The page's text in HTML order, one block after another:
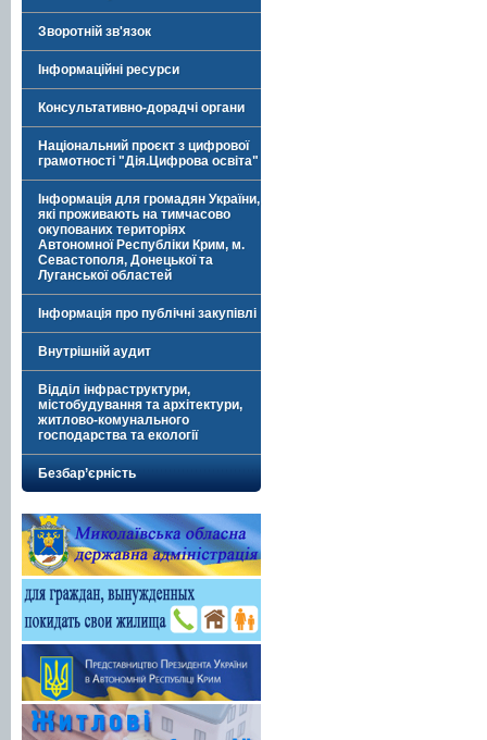
Зворотній зв'язок
Інформаційні ресурси
Консультативно-дорадчі органи
Національний проєкт з цифрової
грамотності "Дія.Цифрова освіта"
Інформація для громадян України,
які проживають на тимчасово
окупованих територіях
Автономної Республіки Крим, м.
Севастополя, Донецької та
Луганської областей
Інформація про публічні закупівлі
Внутрішній аудит
Відділ інфраструктури,
містобудування та архітектури,
житлово-комунального
господарства та екології
Безбар’єрність